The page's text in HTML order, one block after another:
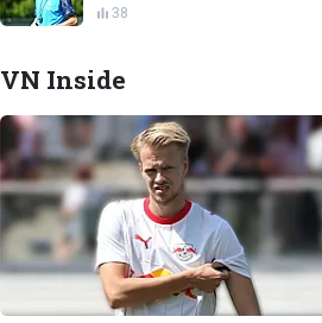
38
VN Inside